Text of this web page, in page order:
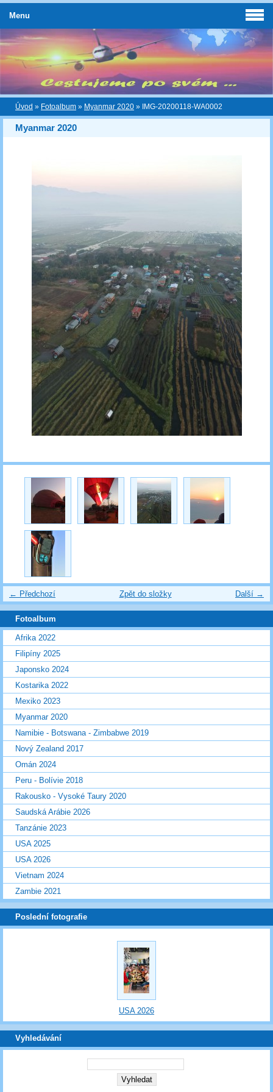
Úvod » Fotoalbum » Myanmar 2020 » IMG-20200118-WA0002
Myanmar 2020
← Předchozí Další →
Zpět do složky
Menu
Fotoalbum
Afrika 2022
Filipíny 2025
Japonsko 2024
Kostarika 2022
Mexiko 2023
Myanmar 2020
Namibie - Botswana - Zimbabwe 2019
Nový Zealand 2017
Omán 2024
Peru - Bolívie 2018
Rakousko - Vysoké Taury 2020
Saudská Arábie 2026
Tanzánie 2023
USA 2025
USA 2026
Vietnam 2024
Zambie 2021
Poslední fotografie
USA 2026
Vyhledávání